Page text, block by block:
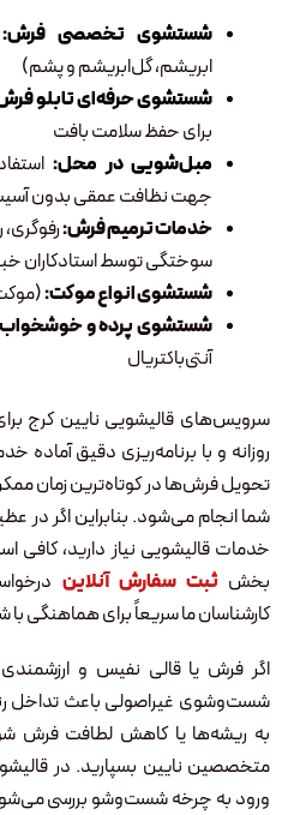
شستشوی تخصصی فرش:
ابریشم، گل‌ابریشم و پشم)
شستشوی حرفه‌ای تابلو
برای حفظ سلامت بافت
مبل‌شویی در محل:
جهت نظافت عمقی بدون
خدمات ترمیم فرش:
سوختگی توسط استادکاران
شستشوی انواع موکت:
شستشوی پرده و
آنتی‌باکتریال
سرویس‌های قالیشویی نایین کرج
روزانه و با برنامه‌ریزی دقیق
تحویل فرش‌ها در کوتاه‌ترین زمان
شما انجام می‌شود. بنابراین اگر در
خدمات قالیشویی نیاز دارید، کافی
بخش ثبت سفارش آنلاین
کارشناسان ما سریعاً برای هماهنگی با
اگر فرش یا قالی نفیس و
شست‌وشوی غیراصولی باعث تداخل
به ریشه‌ها یا کاهش لطافت فرش
متخصصین نایین بسپارید. در
ورود به چرخه شست‌وشو بررسی